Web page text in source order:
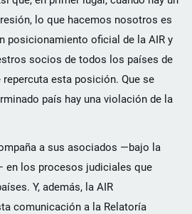
lo que hacemos nosotros es
posicionamiento oficial de la AIR y
socios de todos los países de
esta posición. Que se
país hay una violación de la
a sus asociados —bajo la
en los procesos judiciales que
Y, además, la AIR
comunicación a la Relatoría